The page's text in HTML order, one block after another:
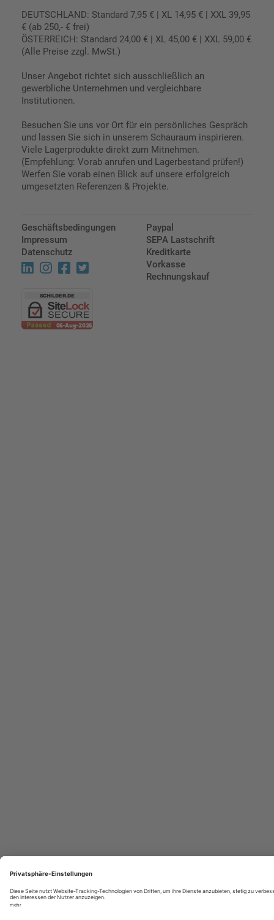
DEUTSCHLAND: Standard 7,95 € | XL 14,95 € | XXL 39,95
€ (ab 250,- € frei)
ÖSTERREICH: Standard 24,00 € | XL 45,00 € | XXL 59,00 €
(Alle Preise zzgl. MwSt.)
Unser Angebot richtet sich ausschließlich an
gewerbliche Unternehmen und vergleichbare
Institutionen.
Besuchen Sie uns vor Ort für ein persönliches Gespräch
und lassen Sie sich in unserem Schauraum inspirieren.
Viele Lagerprodukte direkt zum Mitnehmen.
(Empfehlung: Vorab anrufen und Lagerbestand prüfen!)
Werfen Sie vorab einen Blick auf unsere erfolgreich
umgesetzten Referenzen & Projekte.
Geschäftsbedingungen
Impressum
Datenschutz
Paypal
SEPA Lastschrift
Kreditkarte
Vorkasse
Rechnungskauf